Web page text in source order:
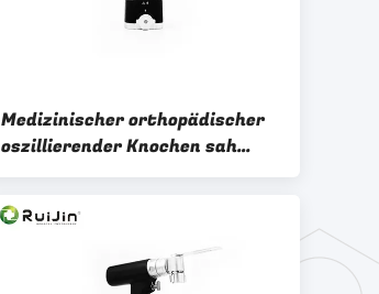
Medizinischer orthopädischer
oszillierender Knochen sah
gemeinsame Chirurgie